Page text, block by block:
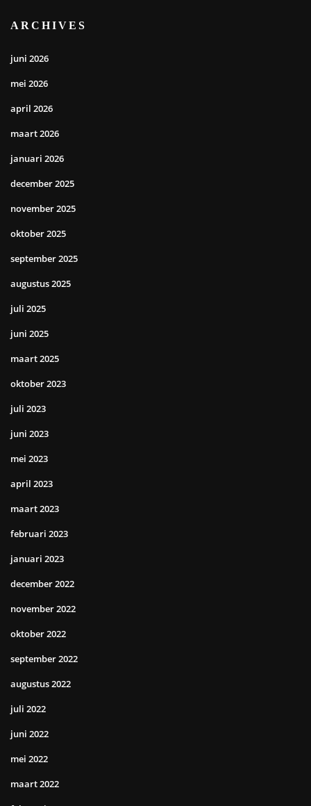
ARCHIVES
juni 2026
mei 2026
april 2026
maart 2026
januari 2026
december 2025
november 2025
oktober 2025
september 2025
augustus 2025
juli 2025
juni 2025
maart 2025
oktober 2023
juli 2023
juni 2023
mei 2023
april 2023
maart 2023
februari 2023
januari 2023
december 2022
november 2022
oktober 2022
september 2022
augustus 2022
juli 2022
juni 2022
mei 2022
maart 2022